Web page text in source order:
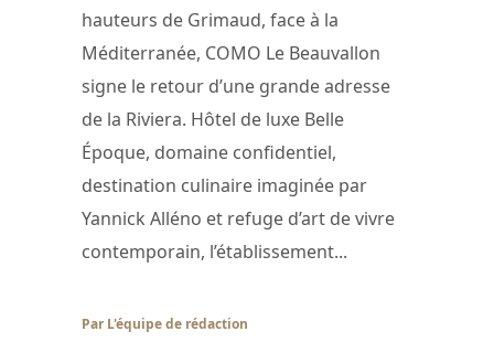
hauteurs de Grimaud, face à la
Méditerranée, COMO Le Beauvallon
signe le retour d’une grande adresse
de la Riviera. Hôtel de luxe Belle
Époque, domaine confidentiel,
destination culinaire imaginée par
Yannick Alléno et refuge d’art de vivre
contemporain, l’établissement...
Par L'équipe de rédaction